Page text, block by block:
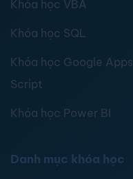
Khóa học VBA
Khóa học SQL
Khóa học Google Apps
Script
Khóa học Power BI
Danh mục khóa học